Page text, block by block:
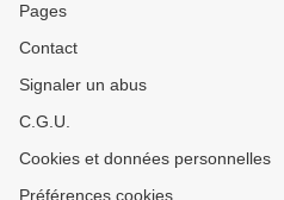
Pages
Contact
Signaler un abus
C.G.U.
Cookies et données personnelles
Préférences cookies